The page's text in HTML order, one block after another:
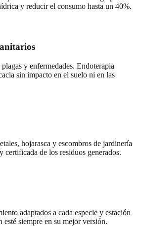
y reducir el consumo hasta un 40%.
y enfermedades. Endoterapia
sin impacto en el suelo ni en las
hojarasca y escombros de jardinería
certificada de los residuos generados.
adaptados a cada especie y estación
esté siempre en su mejor versión.